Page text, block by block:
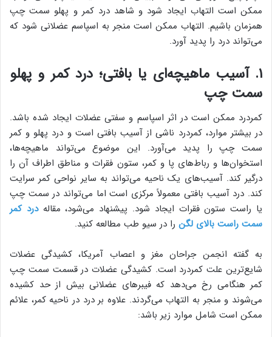
ممکن است التهاب ایجاد شود و شاهد درد کمر و پهلو سمت چپ
همزمان باشیم. التهاب ممکن است منجر به اسپاسم عضلانی شود که
می‌تواند درد را پدید آورد.
۱. آسیب ماهیچه‌ای یا بافتی؛ درد کمر و پهلو
سمت چپ
کمردرد ممکن است در اثر اسپاسم و سفتی عضلات ایجاد شده باشد.
در بیشتر موارد، کمردرد ناشی از آسیب بافتی است و درد پهلو و کمر
سمت چپ را پدید می‌آورد. این موضوع می‌تواند ماهیچه‌ها،
استخوان‌ها و رباط‌های پا و کمر، ستون فقرات و مناطق اطراف آن را
درگیر کند. آسیب‌های یک ناحیه می‌تواند به سایر نواحی کمر سرایت
کند. درد آسیب بافتی معمولاً مرکزی است اما می‌تواند در سمت چپ
یا راست ستون فقرات ایجاد شود. پیشنهاد می‌شود، مقالهدرد کمر
سمت راست بالای لگن را در سیو طب مطالعه کنید.
به گفته انجمن جراحان مغز و اعصاب آمریکا، کشیدگی عضلات
شایع‌ترین علت کمردرد است. کشیدگی عضلات در قسمت سمت چپ
کمر هنگامی رخ می‌دهد که فیبرهای عضلانی بیش از حد کشیده
می‌شوند و منجر به التهاب می‌گردند. علاوه بر درد در ناحیه کمر، علائم
ممکن است شامل موارد زیر باشد: